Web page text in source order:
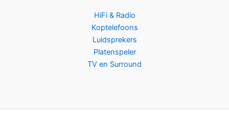
HiFi & Radio
Koptelefoons
Luidsprekers
Platenspeler
TV en Surround